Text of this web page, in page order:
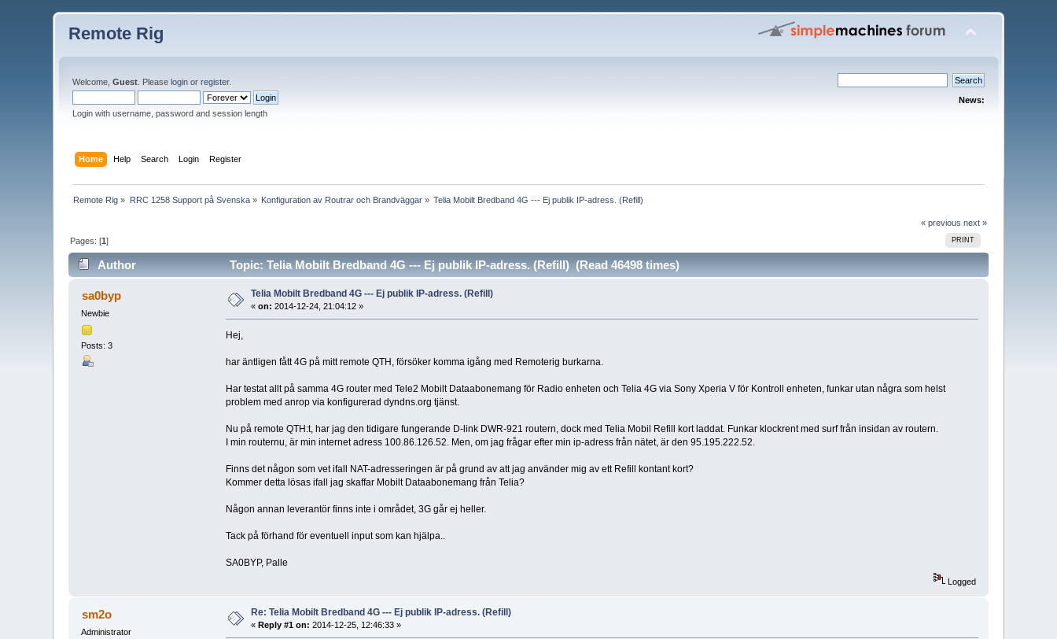
Remote Rig
Welcome,Guest . Pleaselogin orregister.
Login with username, password and session length
News:
Home Help Search Login Register
Remote Rig » RRC 1258 Support på Svenska» Konfiguration av Routrar och Brandväggar » Telia Mobilt Bredband 4G --- Ej publik IP-adress. (Refill)
« previous next »
PRINT
Pages: [1]
Author Topic: Telia Mobilt Bredband 4G --- Ej publik IP-adress. (Refill) (Read 46498 times)
sa0byp
Newbie
Posts: 3
Telia Mobilt Bredband 4G --- Ej publik IP-adress. (Refill)
«on: 2014-12-24, 21:04:12 »
Hej,
har äntligen fått 4G på mitt remote QTH, försöker komma igång med Remoterig burkarna.
Har testat allt på samma 4G router med Tele2 Mobilt Dataabonemang för Radio enheten och Telia 4G via Sony Xperia V för Kontroll enheten, funkar utan några som helst
problem med anrop via konfigurerad dyndns.org tjänst.
Nu på remote QTH:t, har jag den tidigare fungerande D-link DWR-921 routern, dock med Telia Mobil Refill kort laddat. Funkar klockrent med surf från insidan av routern.
I min routernu, är min internet adress 100.86.126.52. Men, om jag frågar efter min ip-adress från nätet, är den 95.195.222.52.
Finns det någon som vet ifall NAT-adresseringen är på grund av att jag använder mig av ett Refill kontant kort?
Kommer detta lösas ifall jag skaffar Mobilt Dataabonemang från Telia?
Någon annan leverantör finns inte i området, 3G går ej heller.
Tack på förhand för eventuell input som kan hjälpa..
SA0BYP, Palle
Logged
sm2o
Administrator
Re: Telia Mobilt Bredband 4G --- Ej publik IP-adress. (Refill)
« Reply #1 on: 2014-12-25, 12:46:33 »